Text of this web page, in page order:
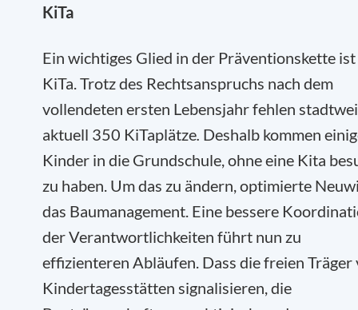
KiTa
Ein wichtiges Glied in der Präventionskette
KiTa. Trotz des Rechtsanspruchs nach dem
vollendeten ersten Lebensjahr fehlen
aktuell 350 KiTaplätze. Deshalb kommen
Kinder in die Grundschule, ohne eine Kita
zu haben. Um das zu ändern, optimierte
das Baumanagement. Eine bessere
der Verantwortlichkeiten führt nun zu
effizienteren Abläufen. Dass die freien Träger
Kindertagesstätten signalisieren, die